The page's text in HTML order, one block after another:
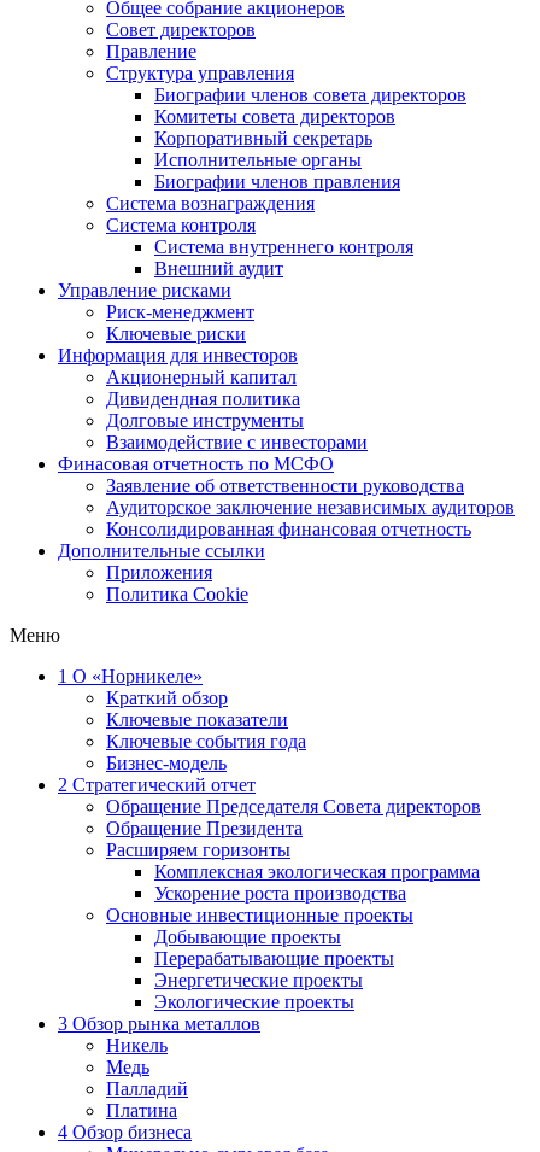
Общее собрание акционеров
Совет директоров
Правление
Структура управления
Биографии членов совета директоров
Комитеты совета директоров
Корпоративный секретарь
Исполнительные органы
Биографии членов правления
Система вознаграждения
Система контроля
Система внутреннего контроля
Внешний аудит
Управление рисками
Риск-менеджмент
Ключевые риски
Информация для инвесторов
Акционерный капитал
Дивидендная политика
Долговые инструменты
Взаимодействие с инвеcторами
Финасовая отчетность по МСФО
Заявление об ответственности руководства
Аудиторское заключение независимых аудиторов
Консолидированная финансовая отчетность
Дополнительные ссылки
Приложения
Политика Cookie
Меню
1 О «Норникеле»
Краткий обзор
Ключевые показатели
Ключевые события года
Бизнес-модель
2 Стратегический отчет
Обращение Председателя Совета директоров
Обращение Президента
Расширяем горизонты
Комплексная экологическая программа
Ускорение роста производства
Основные инвестиционные проекты
Добывающие проекты
Перерабатывающие проекты
Энергетические проекты
Экологические проекты
3 Обзор рынка металлов
Никель
Медь
Палладий
Платина
4 Обзор бизнеса